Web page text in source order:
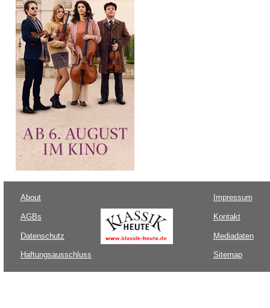
About
AGBs
Datenschutz
Haftungsausschluss
Impressum
Kontakt
Mediadaten
Sitemap